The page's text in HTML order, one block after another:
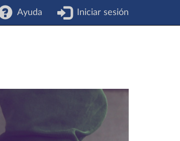
Ayuda Iniciar sesión